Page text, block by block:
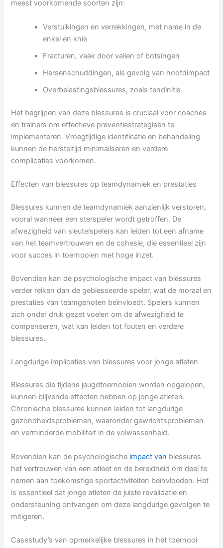
meest voorkomende soorten zijn:
Verstuikingen en verrekkingen, met name in de
enkel en knie
Fracturen, vaak door vallen of botsingen
Hersenschuddingen, als gevolg van hoofdimpact
Overbelastingsblessures, zoals tendinitis
Het begrijpen van deze blessures is cruciaal voor coaches
en trainers om effectieve preventiestrategieën te
implementeren. Vroegtijdige identificatie en behandeling
kunnen de hersteltijd minimaliseren en verdere
complicaties voorkomen.
Effecten van blessures op teamdynamiek en prestaties
Blessures kunnen de teamdynamiek aanzienlijk verstoren,
vooral wanneer een sterspeler wordt getroffen. De
afwezigheid van sleutelspelers kan leiden tot een afname
van het teamvertrouwen en de cohesie, die essentieel zijn
voor succes in toernooien met hoge inzet.
Bovendien kan de psychologische impact van blessures
verder reiken dan de geblesseerde speler, wat de moraal en
prestaties van teamgenoten beïnvloedt. Spelers kunnen
zich onder druk gezet voelen om de afwezigheid te
compenseren, wat kan leiden tot fouten en verdere
blessures.
Langdurige implicaties van blessures voor jonge atleten
Blessures die tijdens jeugdtoernooien worden opgelopen,
kunnen blijvende effecten hebben op jonge atleten.
Chronische blessures kunnen leiden tot langdurige
gezondheidsproblemen, waaronder gewrichtsproblemen
en verminderde mobiliteit in de volwassenheid.
Bovendien kan de psychologische impact van blessures
het vertrouwen van een atleet en de bereidheid om deel te
nemen aan toekomstige sportactiviteiten beïnvloeden. Het
is essentieel dat jonge atleten de juiste revalidatie en
ondersteuning ontvangen om deze langdurige gevolgen te
mitigeren.
Casestudy’s van opmerkelijke blessures in het toernooi